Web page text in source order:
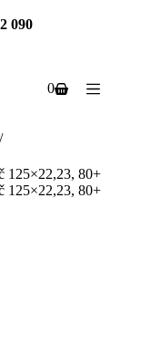
090
Shopping
0
/
125×22,23, 80+
125×22,23, 80+